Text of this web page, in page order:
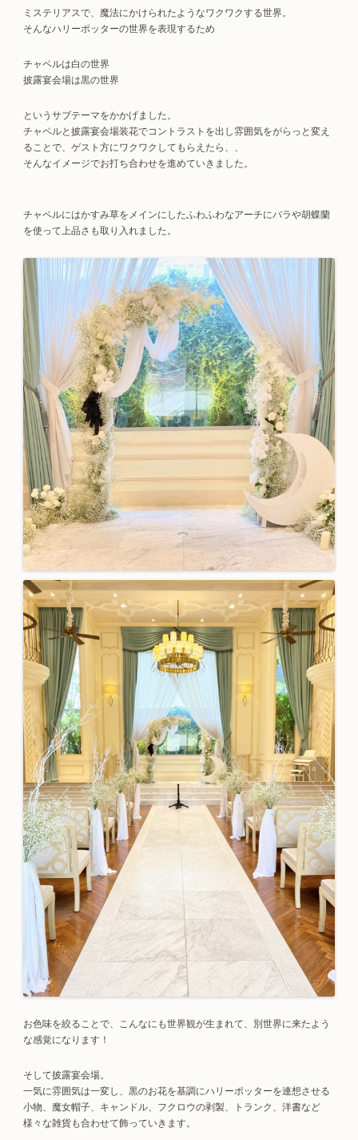
ミステリアスで、魔法にかけられたようなワクワクする世界。
そんなハリーポッターの世界を表現するため
チャペルは白の世界
披露宴会場は黒の世界
というサブテーマをかかげました。
チャペルと披露宴会場装花でコントラストを出し雰囲気をがらっと変え
ることで、ゲスト方にワクワクしてもらえたら、、
そんなイメージでお打ち合わせを進めていきました。
チャペルにはかすみ草をメインにしたふわふわなアーチにバラや胡蝶蘭
を使って上品さも取り入れました。
お色味を絞ることで、こんなにも世界観が生まれて、別世界に来たよう
な感覚になります！
そして披露宴会場。
一気に雰囲気は一変し、黒のお花を基調にハリーポッターを連想させる
小物、魔女帽子、キャンドル、フクロウの剥製、トランク、洋書など
様々な雑貨も合わせて飾っていきます。